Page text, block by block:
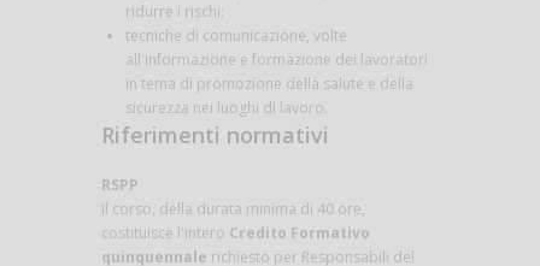
ridurre i rischi;
tecniche di comunicazione, volte
all'informazione e formazione dei lavoratori
in tema di promozione della salute e della
sicurezza nei luoghi di lavoro.
Riferimenti normativi
RSPP
Il corso, della durata minima di 40 ore,
costituisce l'intero Credito Formativo
quinquennale richiesto per Responsabili del